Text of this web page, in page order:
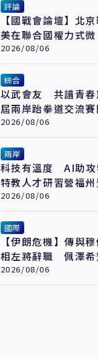
評論
【國戰會論壇】北京
美在聯合國權力式微
2026/08/06
綜合
以武會友 共譜青
屆兩岸跆拳道交流
2026/08/06
兩岸
科技有溫度 AI助
特教人才研習營福州
2026/08/06
國際
【伊朗危機】傳與
相左將辭職 佩澤希
稱會繼續總統職務
2026/08/06